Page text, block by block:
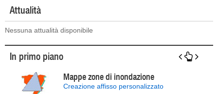
Attualità
Nessuna attualità disponibile
In primo piano
Mappe zone di inondazione
Creazione affisso personalizzato